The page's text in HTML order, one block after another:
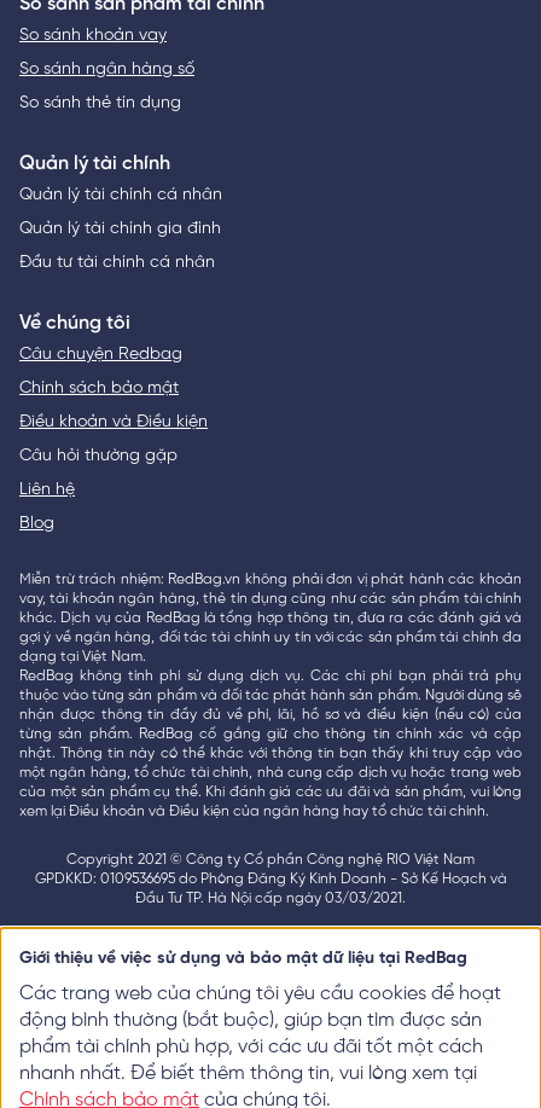
So sánh khoản vay
So sánh ngân hàng số
So sánh thẻ tín dụng
Quản lý tài chính
Quản lý tài chính cá nhân
Quản lý tài chính gia đình
Đầu tư tài chính cá nhân
Về chúng tôi
Câu chuyện Redbag
Chính sách bảo mật
Điều khoản và Điều kiện
Câu hỏi thường gặp
Liên hệ
Blog
Miễn trừ trách nhiệm: RedBag.vn không phải đơn vị phát hành các khoản
vay, tài khoản ngân hàng, thẻ tín dụng cũng như các sản phẩm tài chính
khác. Dịch vụ của RedBag là tổng hợp thông tin, đưa ra các đánh giá và
gợi ý về ngân hàng, đối tác tài chính uy tín với các sản phẩm tài chính đa
dạng tại Việt Nam.
RedBag không tính phí sử dụng dịch vụ. Các chi phí bạn phải trả phụ
thuộc vào từng sản phẩm và đối tác phát hành sản phẩm. Người dùng sẽ
nhận được thông tin đầy đủ về phí, lãi, hồ sơ và điều kiện (nếu có) của
từng sản phẩm. RedBag cố gắng giữ cho thông tin chính xác và cập
nhật. Thông tin này có thể khác với thông tin bạn thấy khi truy cập vào
một ngân hàng, tổ chức tài chính, nhà cung cấp dịch vụ hoặc trang web
của một sản phẩm cụ thể. Khi đánh giá các ưu đãi và sản phẩm, vui lòng
xem lại Điều khoản và Điều kiện của ngân hàng hay tổ chức tài chính.
Copyright 2021 © Công ty Cổ phần Công nghệ RIO Việt Nam
GPDKKD: 0109536695 do Phòng Đăng Ký Kinh Doanh - Sở Kế Hoạch và
Đầu Tư TP. Hà Nội cấp ngày 03/03/2021.
Giới thiệu về việc sử dụng và bảo mật dữ liệu tại RedBag
Các trang web của chúng tôi yêu cầu cookies để hoạt
động bình thường (bắt buộc), giúp bạn tìm được sản
phẩm tài chính phù hợp, với các ưu đãi tốt một cách
nhanh nhất. Để biết thêm thông tin, vui lòng xem tại
Chính sách bảo mật của chúng tôi.